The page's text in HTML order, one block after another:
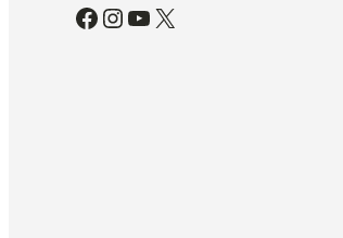
Facebook Instagram YouTube X